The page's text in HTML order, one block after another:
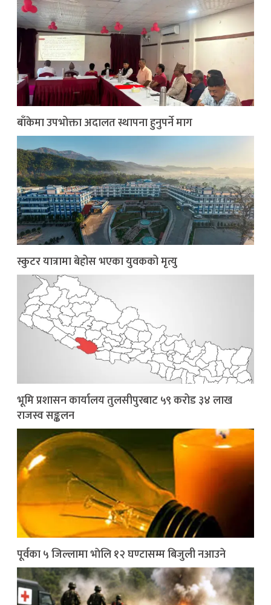
बाँकेमा उपभोक्ता अदालत स्थापना हुनुपर्ने माग
स्कुटर यात्रामा बेहोस भएका युवकको मृत्यु
भूमि प्रशासन कार्यालय तुलसीपुरबाट ५९ करोड ३४ लाख
राजस्व सङ्कलन
पूर्वका ५ जिल्लामा भाेलि १२ घण्टासम्म बिजुली नआउने